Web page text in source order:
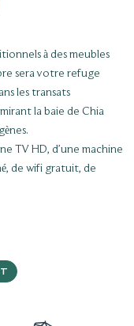
à des meubles
sera votre refuge
les transats
la baie de Chia
TV HD, d’une machine
de wifi gratuit, de